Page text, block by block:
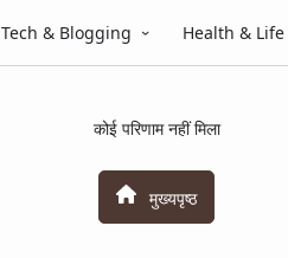
Tech & Blogging Health & Life
कोई परिणाम नहीं मिला
मुख्यपृष्ठ